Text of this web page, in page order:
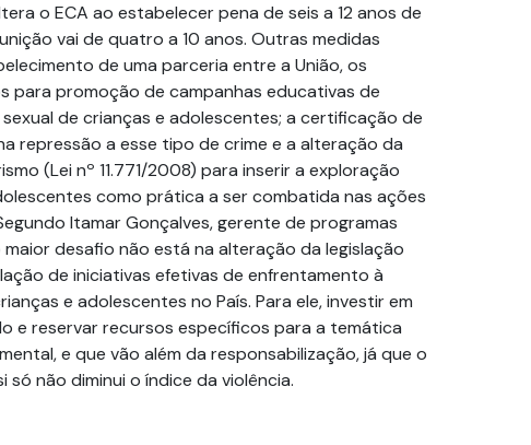
o ECA ao estabelecer pena de seis a 12 anos de
vai de quatro a 10 anos. Outras medidas
de uma parceria entre a União, os
para promoção de campanhas educativas de
de crianças e adolescentes; a certificação de
repressão a esse tipo de crime e a alteração da
(Lei nº 11.771/2008) para inserir a exploração
como prática a ser combatida nas ações
Itamar Gonçalves, gerente de programas
maior desafio não está na alteração da legislação
de iniciativas efetivas de enfrentamento à
e adolescentes no País. Para ele, investir em
e reservar recursos específicos para a temática
e que vão além da responsabilização, já que o
não diminui o índice da violência.